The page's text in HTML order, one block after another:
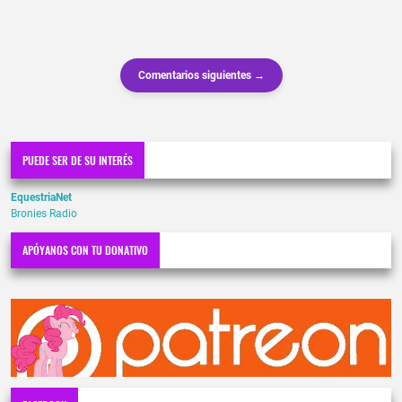
Comentarios siguientes →
PUEDE SER DE SU INTERÉS
EquestriaNet
Bronies Radio
APÓYANOS CON TU DONATIVO